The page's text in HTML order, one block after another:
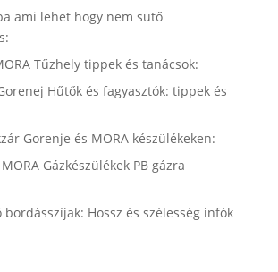
ami lehet hogy nem sütő
Tűzhely tippek és tanácsok:
Hűtők és fagyasztók: tippek és
Gorenje és MORA készülékeken:
Gázkészülékek PB gázra
Hossz és szélesség infók